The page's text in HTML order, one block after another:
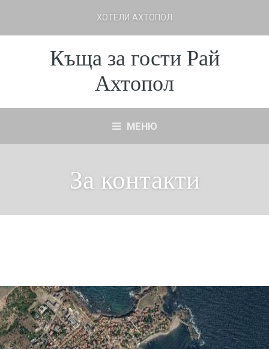
ХОТЕЛИ АХТОПОЛ
Къща за гости Рай
Ахтопол
МЕНЮ
За контакти